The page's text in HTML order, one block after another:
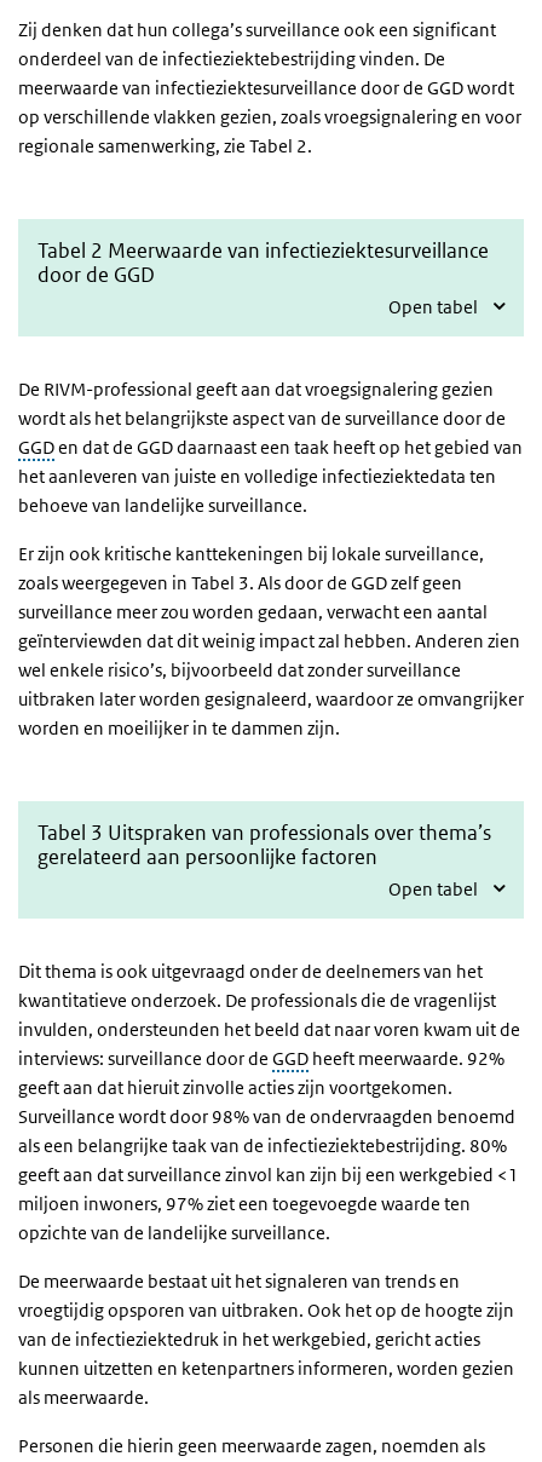
Zij denken dat hun collega’s surveillance ook een significant
onderdeel van de infectieziektebestrijding vinden. De
meerwaarde van infectieziektesurveillance door de GGD wordt
op verschillende vlakken gezien, zoals vroegsignalering en voor
regionale samenwerking, zie Tabel 2.
Tabel 2 Meerwaarde van infectieziektesurveillance
door de GGD
Open tabel
De RIVM-professional geeft aan dat vroegsignalering gezien
wordt als het belangrijkste aspect van de surveillance door de
GGDen dat de GGD daarnaast een taak heeft op het gebied van
het aanleveren van juiste en volledige infectieziektedata ten
behoeve van landelijke surveillance.
Er zijn ook kritische kanttekeningen bij lokale surveillance,
zoals weergegeven in Tabel 3. Als door de GGD zelf geen
surveillance meer zou worden gedaan, verwacht een aantal
geïnterviewden dat dit weinig impact zal hebben. Anderen zien
wel enkele risico’s, bijvoorbeeld dat zonder surveillance
uitbraken later worden gesignaleerd, waardoor ze omvangrijker
worden en moeilijker in te dammen zijn.
Tabel 3 Uitspraken van professionals over thema’s
gerelateerd aan persoonlijke factoren
Open tabel
Dit thema is ook uitgevraagd onder de deelnemers van het
kwantitatieve onderzoek. De professionals die de vragenlijst
invulden, ondersteunden het beeld dat naar voren kwam uit de
interviews: surveillance door de GGD heeft meerwaarde. 92%
geeft aan dat hieruit zinvolle acties zijn voortgekomen.
Surveillance wordt door 98% van de ondervraagden benoemd
als een belangrijke taak van de infectieziektebestrijding. 80%
geeft aan dat surveillance zinvol kan zijn bij een werkgebied <1
miljoen inwoners, 97% ziet een toegevoegde waarde ten
opzichte van de landelijke surveillance.
De meerwaarde bestaat uit het signaleren van trends en
vroegtijdig opsporen van uitbraken. Ook het op de hoogte zijn
van de infectieziektedruk in het werkgebied, gericht acties
kunnen uitzetten en ketenpartners informeren, worden gezien
als meerwaarde.
Personen die hierin geen meerwaarde zagen, noemden als